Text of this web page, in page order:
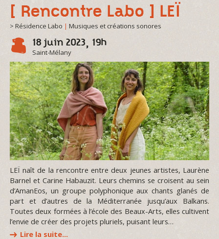
[ Rencontre Labo ] LEÏ
> Résidence Labo | Musiques et créations sonores
18 juin 2023, 19h
Saint-Mélany
LEÏ naît de la rencontre entre deux jeunes artistes, Laurène
Barnel et Carine Habauzit. Leurs chemins se croisent au sein
d’AmanEos, un groupe polyphonique aux chants glanés de
part et d’autres de la Méditerranée jusqu’aux Balkans.
Toutes deux formées à l’école des Beaux-Arts, elles cultivent
l’envie de créer des projets pluriels, puisant leurs…
Lire la suite…